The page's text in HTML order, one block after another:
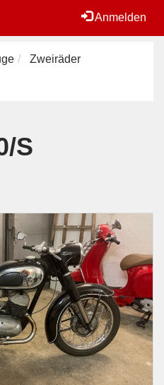
Anmelden
Zweiräder
S